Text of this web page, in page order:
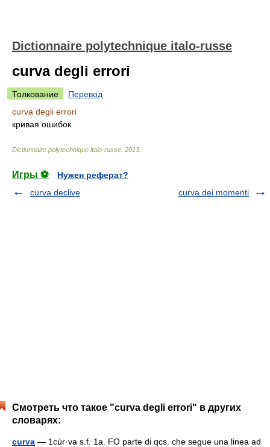
Dictionnaire polytechnique italo-russe
curva degli errori
Толкование
Перевод
curva degli errori
кривая ошибок
Dictionnaire polytechnique italo-russe 2013
Игры ⚽
Нужен реферат?
curva declive
curva dei momenti
Смотреть что такое "curva degli errori" в других
словарях:
curva — 1cùr·va s.f. 1a. FO parte di qcs. che segue una linea ad